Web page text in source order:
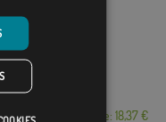
Desde: 18,37 €